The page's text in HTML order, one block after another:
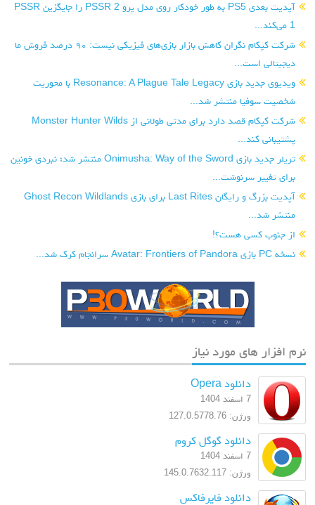
آپدیت بعدی PS5 به طور خودکار روی مدل پرو PSSR 2 را جایگزین PSSR
1 می‌کند...
شرکت کپکام نگران کاهش بازار بازی‌های فیزیکی نیست: ۹۰ درصد فروش ما
دیجیتالی است...
ویدیوی جدید بازی Resonance: A Plague Tale Legacy با محوریت
شخصیت سوفیا منتشر شد...
شرکت کپکام قصد دارد برای مدتی طولانی از Monster Hunter Wilds
پشتیبانی کند...
تریلر جدید بازی Onimusha: Way of the Sword منتشر شد؛ نبردی خونین
برای تغییر سرنوشت...
آپدیت بزرگ و رایگان Last Rites برای بازی Ghost Recon Wildlands
منتشر شد...
از جنوب کسی هست؟!
نسخه PC بازی Avatar: Frontiers of Pandora سرانجام کرک شد...
نرم افزار های مورد نیاز
دانلود Opera
7 اسفند 1404
ورژن: 127.0.5778.76
دانلود گوگل کروم
7 اسفند 1404
ورژن: 145.0.7632.117
دانلود فایرفاکس